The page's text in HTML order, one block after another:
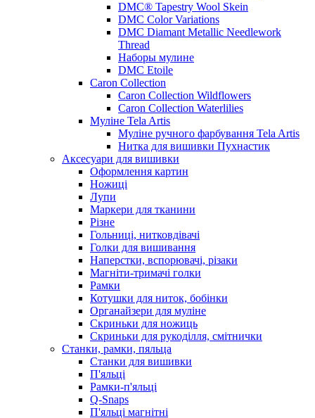
DMC® Tapestry Wool Skein
DMC Color Variations
DMC Diamant Metallic Needlework
Thread
Наборы мулине
DMC Etoile
Caron Collection
Caron Collection Wildflowers
Caron Collection Waterlilies
Муліне Tela Artis
Муліне ручного фарбування Tela Artis
Нитка для вишивки Пухнастик
Аксесуари для вишивки
Оформлення картин
Ножиці
Лупи
Маркери для тканини
Різне
Гольниці, нитковдівачі
Голки для вишивання
Наперстки, вспорювачі, різаки
Магніти-тримачі голки
Рамки
Котушки для ниток, бобінки
Органайзери для муліне
Скриньки для ножиць
Скриньки для рукоділля, смітнички
Станки, рамки, пяльца
Станки для вишивки
П'яльці
Рамки-п'яльці
Q-Snaps
П'яльці магнітні